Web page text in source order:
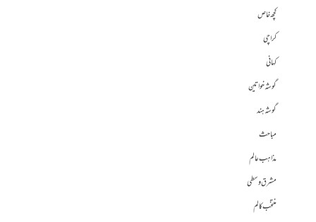
کچھ خاص
کراچی
کہانی
گوشہ خواتین
گوشہ ہند
مباحث
مذاہب عالم
مشرق وسطی
منتخب کالم